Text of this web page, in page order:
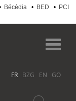
Bécédia • BED •
PCI
FR BZG EN GO